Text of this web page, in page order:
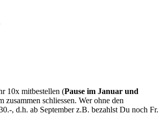
10x mitbestellen (Pause im Januar und
schliessen. Wer ohne den
, d.h. ab September z.B. bezahlst Du noch Fr.